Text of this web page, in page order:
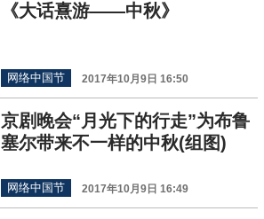
《大话熹游——中秋》
网络中国节 2017年10月9日 16:50
京剧晚会“月光下的行走”为布鲁
塞尔带来不一样的中秋(组图)
网络中国节 2017年10月9日 16:49